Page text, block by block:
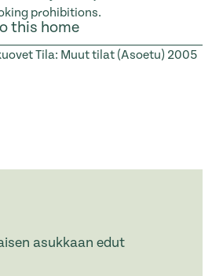
prohibitions.
this home
Tila: Muut tilat (Asoetu) 2005
asukkaan edut